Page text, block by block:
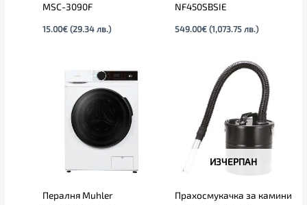
MSC-3090F
15.00€ (29.34 лв.)
NF450SBSIE
549.00€ (1,073.75 лв.)
Пералня Muhler
ИЗЧЕРПАН
Прахосмукачка за камини